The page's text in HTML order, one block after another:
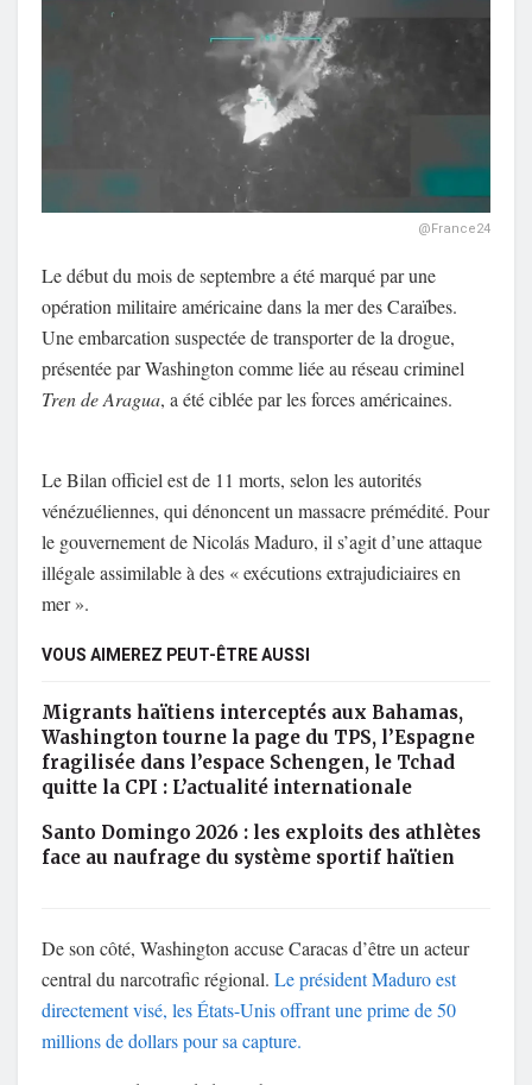
@France24
Le début du mois de septembre a été marqué par une
opération militaire américaine dans la mer des Caraïbes.
Une embarcation suspectée de transporter de la drogue,
présentée par Washington comme liée au réseau criminel
Tren de Aragua, a été ciblée par les forces américaines.
Le Bilan officiel est de 11 morts, selon les autorités
vénézuéliennes, qui dénoncent un massacre prémédité. Pour
le gouvernement de Nicolás Maduro, il s’agit d’une attaque
illégale assimilable à des « exécutions extrajudiciaires en
mer ».
VOUS AIMEREZ PEUT-ÊTRE AUSSI
Migrants haïtiens interceptés aux Bahamas,
Washington tourne la page du TPS, l’Espagne
fragilisée dans l’espace Schengen, le Tchad
quitte la CPI : L’actualité internationale
Santo Domingo 2026 : les exploits des athlètes
face au naufrage du système sportif haïtien
De son côté, Washington accuse Caracas d’être un acteur
central du narcotrafic régional. Le président Maduro est
directement visé, les États-Unis offrant une prime de 50
millions de dollars pour sa capture.